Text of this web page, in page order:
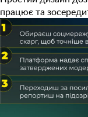
працює та